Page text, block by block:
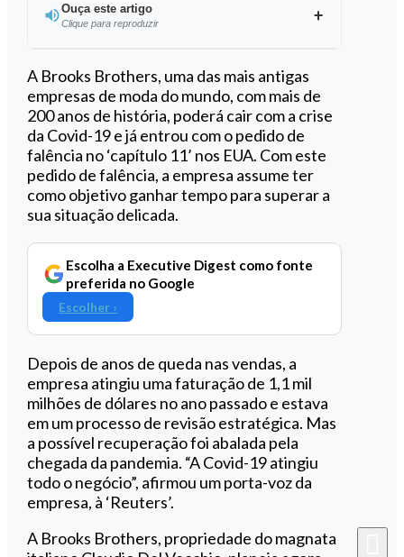
Ouça este artigo
Clique para reproduzir
Ouvir este artigo
A Brooks Brothers, uma das mais antigas
empresas de moda do mundo, com mais de
200 anos de história, poderá cair com a crise
da Covid-19 e já entrou com o pedido de
falência no ‘capítulo 11’ nos EUA. Com este
pedido de falência, a empresa assume ter
como objetivo ganhar tempo para superar a
sua situação delicada.
Escolha a Executive Digest como fonte
preferida no Google
Escolher ›
Depois de anos de queda nas vendas, a
empresa atingiu uma faturação de 1,1 mil
milhões de dólares no ano passado e estava
em um processo de revisão estratégica. Mas
a possível recuperação foi abalada pela
chegada da pandemia. “A Covid-19 atingiu
todo o negócio”, afirmou um porta-voz da
empresa, à ‘Reuters’.
A Brooks Brothers, propriedade do magnata